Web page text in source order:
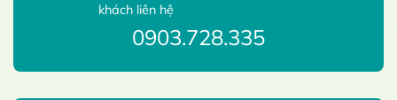
khách liên hệ
0903.728.335